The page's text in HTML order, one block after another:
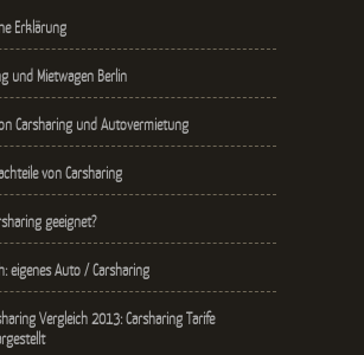
Erklärung
und Mietwagen Berlin
Carsharing und Autovermietung
von Carsharing
geeignet?
eigenes Auto / Carsharing
Vergleich 2013: Carsharing Tarife